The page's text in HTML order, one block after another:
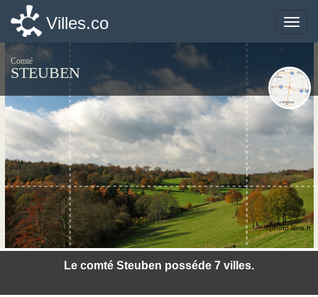
Toggle
Villes.co
Comté
STEUBEN
Le comté Steuben posséde 7 villes.
©photo-libre.fr
Toggle
Villes.co